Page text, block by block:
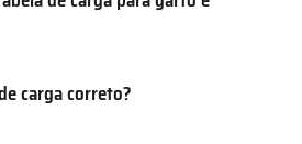
carga correto?